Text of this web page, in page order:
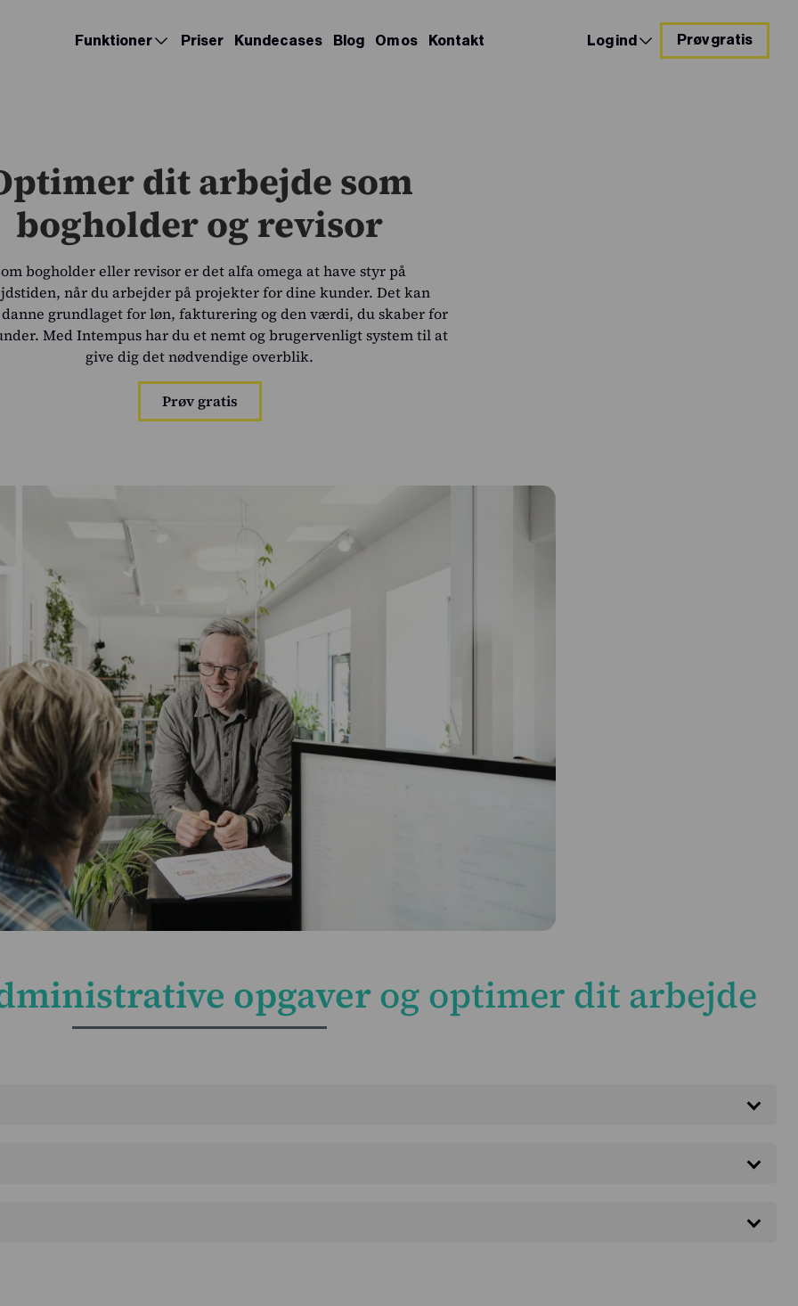
Funktioner Priser Kundecases Blog Om os Kontakt Log ind Prøv gratis
dit arbejde som
bogholder og revisor
bogholder eller revisor er det alfa omega at have styr på
når du arbejder på projekter for dine kunder. Det kan
grundlaget for løn, fakturering og den værdi, du skaber for
Med Intempus har du et nemt og brugervenligt system til at
give dig det nødvendige overblik.
Prøv gratis
opgaverog optimer dit arbejde